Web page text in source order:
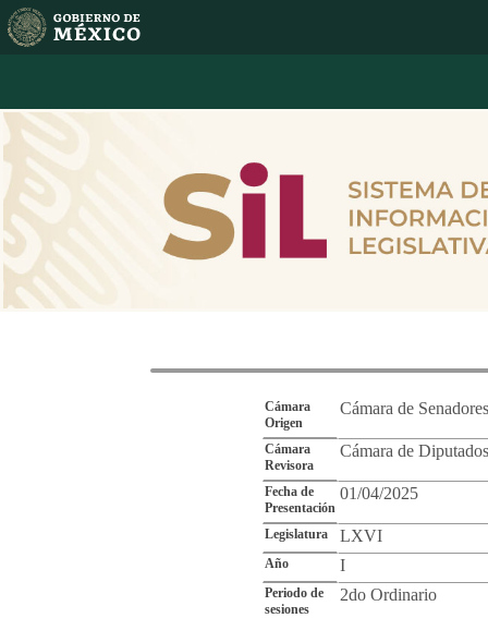
Cámara
Origen
Cámara de Senadores
Cámara
Revisora
Cámara de Diputados
Fecha de
Presentación
01/04/2025
Legislatura LXVI
Año I
Periodo de
sesiones
2do Ordinario